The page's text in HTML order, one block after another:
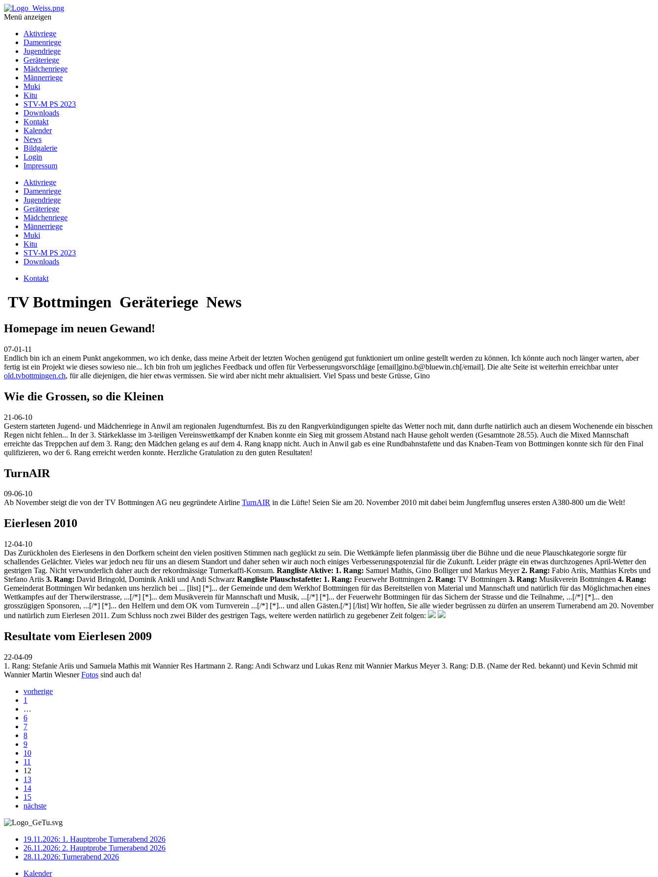
Menü anzeigen
Aktivriege
Damenriege
Jugendriege
Geräteriege
Mädchenriege
Männerriege
Muki
Kitu
STV-M PS 2023
Downloads
Kontakt
Kalender
News
Bildgalerie
Login
Impressum
Aktivriege
Damenriege
Jugendriege
Geräteriege
Mädchenriege
Männerriege
Muki
Kitu
STV-M PS 2023
Downloads
Kontakt
TV Bottmingen Geräteriege News
Homepage im neuen Gewand!
07-01-11
Endlich bin ich an einem Punkt angekommen, wo ich denke, dass meine Arbeit der letzten Wochen genügend gut funktioniert um online gestellt werden zu können. Ich könnte auch noch länger warten, aber
fertig ist ein Projekt wie dieses sowieso nie... Ich bin froh um jegliches Feedback und offen für Verbesserungsvorschläge [email]gino.b@bluewin.ch[/email]. Die alte Seite ist weiterhin erreichbar unter
old.tvbottmingen.ch, für alle diejenigen, die hier etwas vermissen. Sie wird aber nicht mehr aktualisiert. Viel Spass und beste Grüsse, Gino
Wie die Grossen, so die Kleinen
21-06-10
Gestern starteten Jugend- und Mädchenriege in Anwil am regionalen Jugendturnfest. Bis zu den Rangverkündigungen spielte das Wetter noch mit, dann durfte natürlich auch an diesem Wochenende ein bisschen
Regen nicht fehlen... In der 3. Stärkeklasse im 3-teiligen Vereinswettkampf der Knaben konnte ein Sieg mit grossem Abstand nach Hause geholt werden (Gesamtnote 28.55). Auch die Mixed Mannschaft
erreichte das Treppchen auf dem 3. Rang; den Mädchen gelang es auf dem 4. Rang knapp nicht. Auch in Anwil gab es eine Rundbahnstafette und das Knaben-Team von Bottmingen konnte sich für den Final
qulifizieren, wo der 6. Rang erreicht werden konnte. Herzliche Gratulation zu den guten Resultaten!
TurnAIR
09-06-10
Ab November steigt die von der TV Bottmingen AG neu gegründete Airline TurnAIR in die Lüfte! Seien Sie am 20. November 2010 mit dabei beim Jungfernflug unseres ersten A380-800 um die Welt!
Eierlesen 2010
12-04-10
Das Zurückholen des Eierlesens in den Dorfkern scheint den vielen positiven Stimmen nach geglückt zu sein. Die Wettkämpfe liefen planmässig über die Bühne und die neue Plauschkategorie sorgte für
schallendes Gelächter. Vieles war jedoch neu für uns an diesem Standort und daher sehen wir auch noch einiges Verbesserungspotenzial für die Zukunft. Leider prägte ein etwas durchzogenes April-Wetter den
gestrigen Tag. Nicht verwunderlich daher auch der rekordmässige Turnerkaffi-Konsum. Rangliste Aktive: 1. Rang: Samuel Mathis, Gino Bolliger und Markus Meyer2. Rang: Fabio Ariis, Matthias Krebs und
Stefano Ariis 3. Rang: David Bringold, Dominik Ankli und Andi Schwarz Rangliste Plauschstafette: 1. Rang: Feuerwehr Bottmingen 2. Rang: TV Bottmingen 3. Rang: Musikverein Bottmingen 4. Rang:
Gemeinderat Bottmingen Wir bedanken uns herzlich bei ... [list] [*]... der Gemeinde und dem Werkhof Bottmingen für das Bereitstellen von Material und Mannschaft und natürlich für das Möglichmachen eines
Wettkampfes auf der Therwilerstrasse, ...[/*] [*]... dem Musikverein für Mannschaft und Musik, ...[/*] [*]... der Feuerwehr Bottmingen für das Sichern der Strasse und die Teilnahme, ...[/*] [*]... den
grosszügigen Sponsoren, ...[/*] [*]... den Helfern und dem OK vom Turnverein ...[/*] [*]... und allen Gästen.[/*] [/list] Wir hoffen, Sie alle wieder begrüssen zu dürfen an unserem Turnerabend am 20. November
und natürlich zum Eierlesen 2011. Zum Schluss noch zwei Bilder des gestrigen Tags, weitere werden natürlich zu gegebener Zeit folgen:
Resultate vom Eierlesen 2009
22-04-09
1. Rang: Stefanie Ariis und Samuela Mathis mit Wannier Res Hartmann 2. Rang: Andi Schwarz und Lukas Renz mit Wannier Markus Meyer 3. Rang: D.B. (Name der Red. bekannt) und Kevin Schmid mit
Wannier Martin WiesnerFotos sind auch da!
vorherige
1
…
6
7
8
9
10
11
12
13
14
15
nächste
19.11.2026: 1. Hauptprobe Turnerabend 2026
26.11.2026: 2. Hauptprobe Turnerabend 2026
28.11.2026: Turnerabend 2026
Kalender